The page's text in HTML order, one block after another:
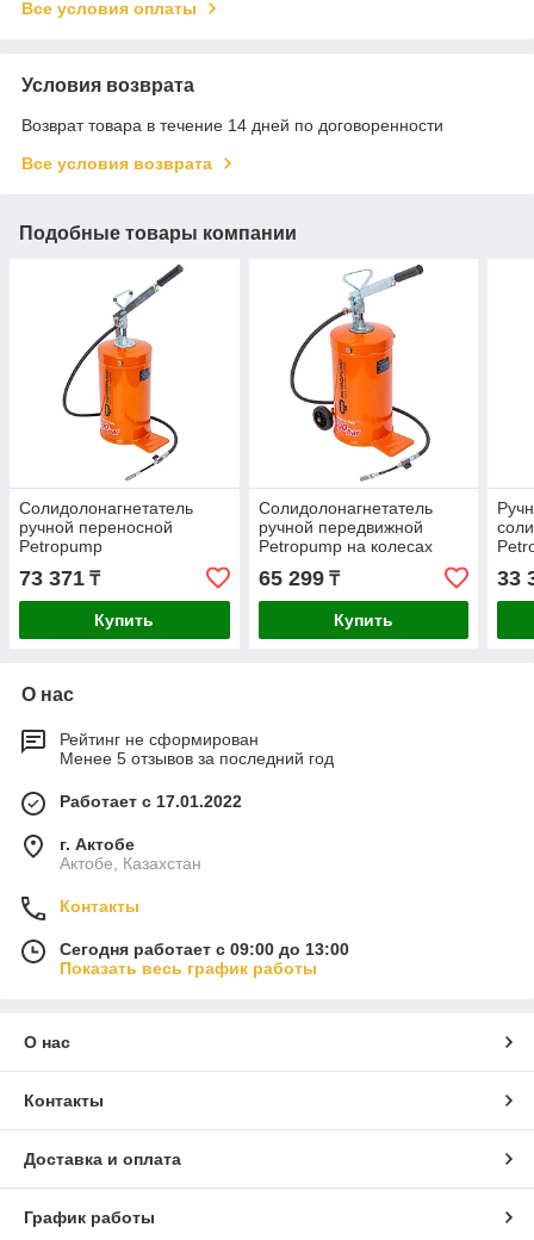
Все условия оплаты
Условия возврата
Возврат товара в течение 14 дней по договоренности
Все условия возврата
Подобные товары компании
Солидолонагнетатель
ручной переносной
Petropump
профессиональный 16кг
PP210009
73 371 ₸
Купить
Солидолонагнетатель
ручной передвижной
Petropump на колесах
профессиональный 16кг
PP210010
65 299₸
Купить
33
О нас
Рейтинг не сформирован
Менее 5 отзывов за последний год
Работает с 17.01.2022
г. Актобе
Актобе, Казахстан
Контакты
Сегодня работает с 09:00 до 13:00
Показать весь график работы
О нас
Контакты
Доставка и оплата
График работы